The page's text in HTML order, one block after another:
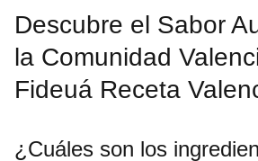
Descubre el Sabor
la Comunidad
Fideuá Receta
¿Cuáles son los